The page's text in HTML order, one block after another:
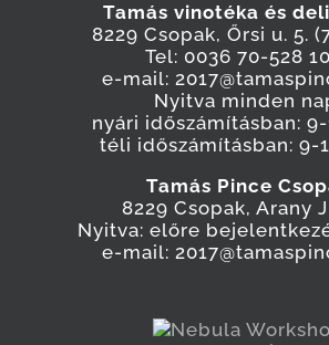
Tamás vinotéka és
8229 Csopak, Őrsi u. 5.
Tel: 0036 70-528
e-mail:
Nyitva minden
nyári időszámításban:
téli időszámításban: 9-
Tamás Pince
8229 Csopak, Arany
Nyitva: előre
e-mail: